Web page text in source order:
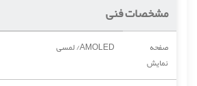
مشخصات فنی
صفحه
نمایش
AMOLED/ لمسی